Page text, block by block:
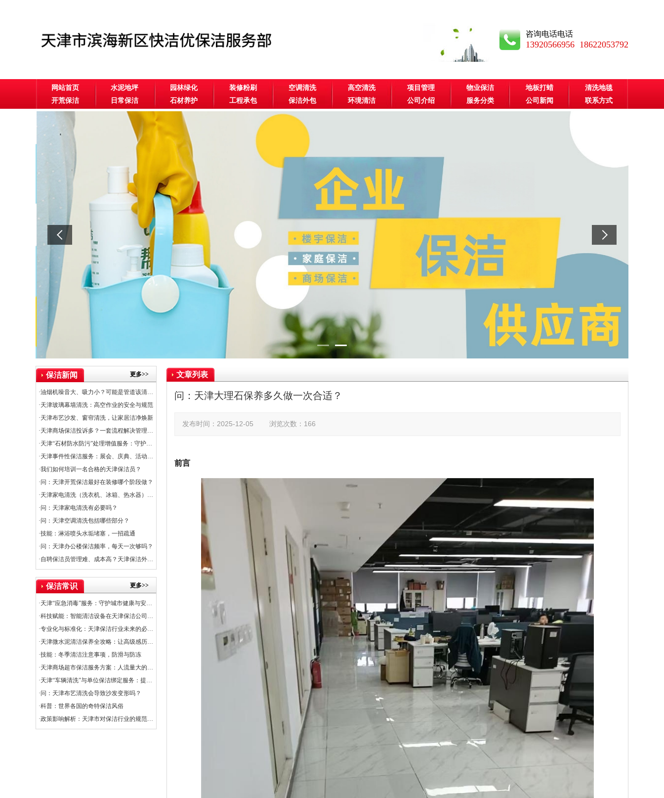
咨询电话电话
13920566956 18622053792
网站首页 水泥地坪 园林绿化 装修粉刷 空调清洗 高空清洗 项目管理 物业保洁 地板打蜡
清洗地毯
开荒保洁
日常保洁 石材养护 工程承包 保洁外包 环境清洁 公司介绍 服务分类 公司新闻
联系方式
公司相册
保洁新闻 更多>>
·油烟机噪音大、吸力小？可能是管道该清洗了
·天津玻璃幕墙清洗：高空作业的安全与规范
·天津布艺沙发、窗帘清洗，让家居洁净焕新
·天津商场保洁投诉多？一套流程解决管理难题
·天津“石材防水防污”处理增值服务：守护石材之美，提升空间价值
·天津事件性保洁服务：展会、庆典、活动的专业保障
·我们如何培训一名合格的天津保洁员？
·问：天津开荒保洁最好在装修哪个阶段做？
·天津家电清洗（洗衣机、冰箱、热水器）服务上线
·问：天津家电清洗有必要吗？
·问：天津空调清洗包括哪些部分？
·技能：淋浴喷头水垢堵塞，一招疏通
·问：天津办公楼保洁频率，每天一次够吗？
·自聘保洁员管理难、成本高？天津保洁外包是出路
保洁常识 更多>>
·天津“应急消毒”服务：守护城市健康与安全的关键防线
·科技赋能：智能清洁设备在天津保洁公司的应用普及率
·专业化与标准化：天津保洁行业未来的必经之路
·天津微水泥清洁保养全攻略：让高级感历久弥新
·技能：冬季清洁注意事项，防滑与防冻
·天津商场超市保洁服务方案：人流量大的清洁挑战
·天津“车辆清洗”与单位保洁绑定服务：提升企业形象与效率的创新选择
·问：天津布艺清洗会导致沙发变形吗？
·科普：世界各国的奇特保洁风俗
·政策影响解析：天津市对保洁行业的规范与扶持
文章列表
问：天津大理石保养多久做一次合适？
发布时间：2025-12-05 浏览次数：166
前言